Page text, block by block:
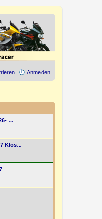
Anmelden
…
Klos…